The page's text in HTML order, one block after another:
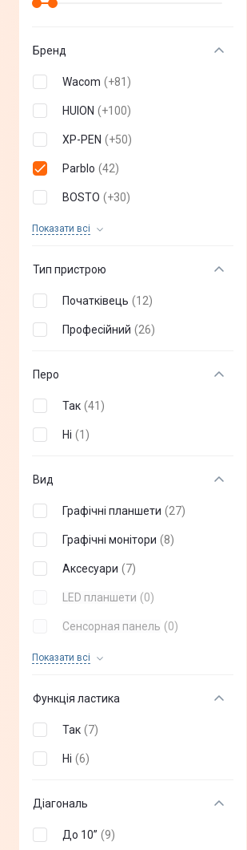
Бренд
Wacom (+81 )
HUION (+100)
XP-PEN (+50)
Parblo (42)
BOSTO (+30)
Показати всi
VEIKK (+
Тип пристрою
Початківець (12)
Професійний (26)
Перо
Так (41 )
Ні (1 )
Вид
Графічні планшети (27)
Графічні монітори (8)
Аксесуари (7)
LED планшети (0)
Сенсорная панель (0)
Показати всiСмарт-панель
Функція ластика
Так (7)
Ні (6)
Діагональ
До 10” (9)